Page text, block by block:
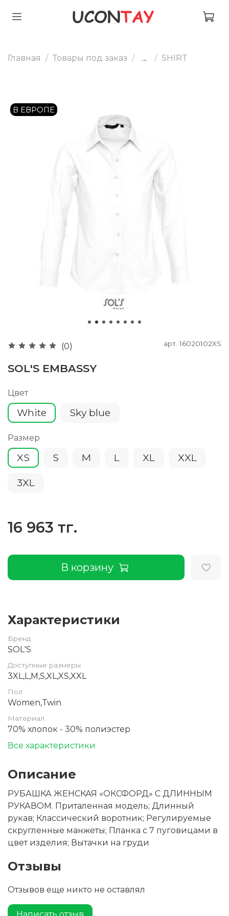
Главная Товары под заказ ... SHIRT
В ЕВРОПЕ
(0) арт.16020102XS
SOL'S EMBASSY
Цвет
White Sky blue
Размер
XS S M L XL XXL
3XL
16 963 тг.
В корзину
Характеристики
Бренд
SOL'S
Доступные размеры
3XL,L,M,S,XL,XS,XXL
Пол
Women,Twin
Материал
70% хлопок - 30% полиэстер
Все характеристики
Описание
РУБАШКА ЖЕНСКАЯ «ОКСФОРД» С ДЛИННЫМ
РУКАВОМ. Приталенная модель; Длинный
рукав; Классический воротник; Регулируемые
скругленные манжеты; Планка с 7 пуговицами в
цвет изделия; Вытачки на груди
Отзывы
Отзывов еще никто не оставлял